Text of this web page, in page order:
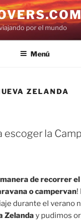
por el mundo
Menú
ZELANDA
escoger la
de recorrer el
o campervan!
durante el verano
Zelanda y pudimos